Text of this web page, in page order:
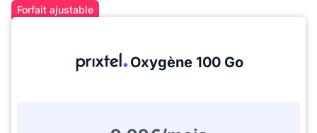
Forfait ajustable
Oxygène 100 Go